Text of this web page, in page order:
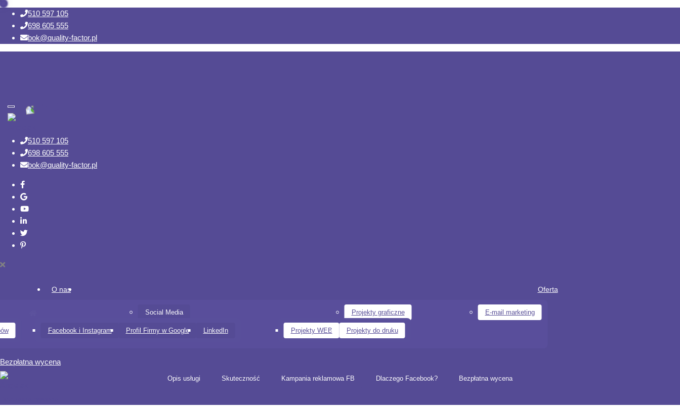
510 597 105
698 605 555
bok@quality-factor.pl
Toggle navigation
510 597 105
698 605 555
bok@quality-factor.pl
O nas Oferta
Social Media
Facebook i Instagram Profil Firmy w Google LinkedIn
Projekty graficzne
Projekty WEB Projekty do druku
E-mail marketing
Bezpłatna wycena
Opis usługi Skuteczność Kampania reklamowa FB Dlaczego Facebook? Bezpłatna wycena